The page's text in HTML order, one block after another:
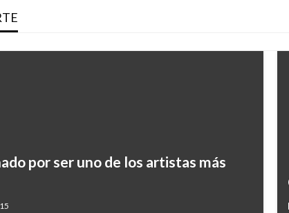
por ser uno de los artistas más